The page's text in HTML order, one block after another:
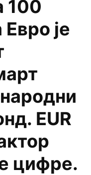
100
је
EUR
цифре.